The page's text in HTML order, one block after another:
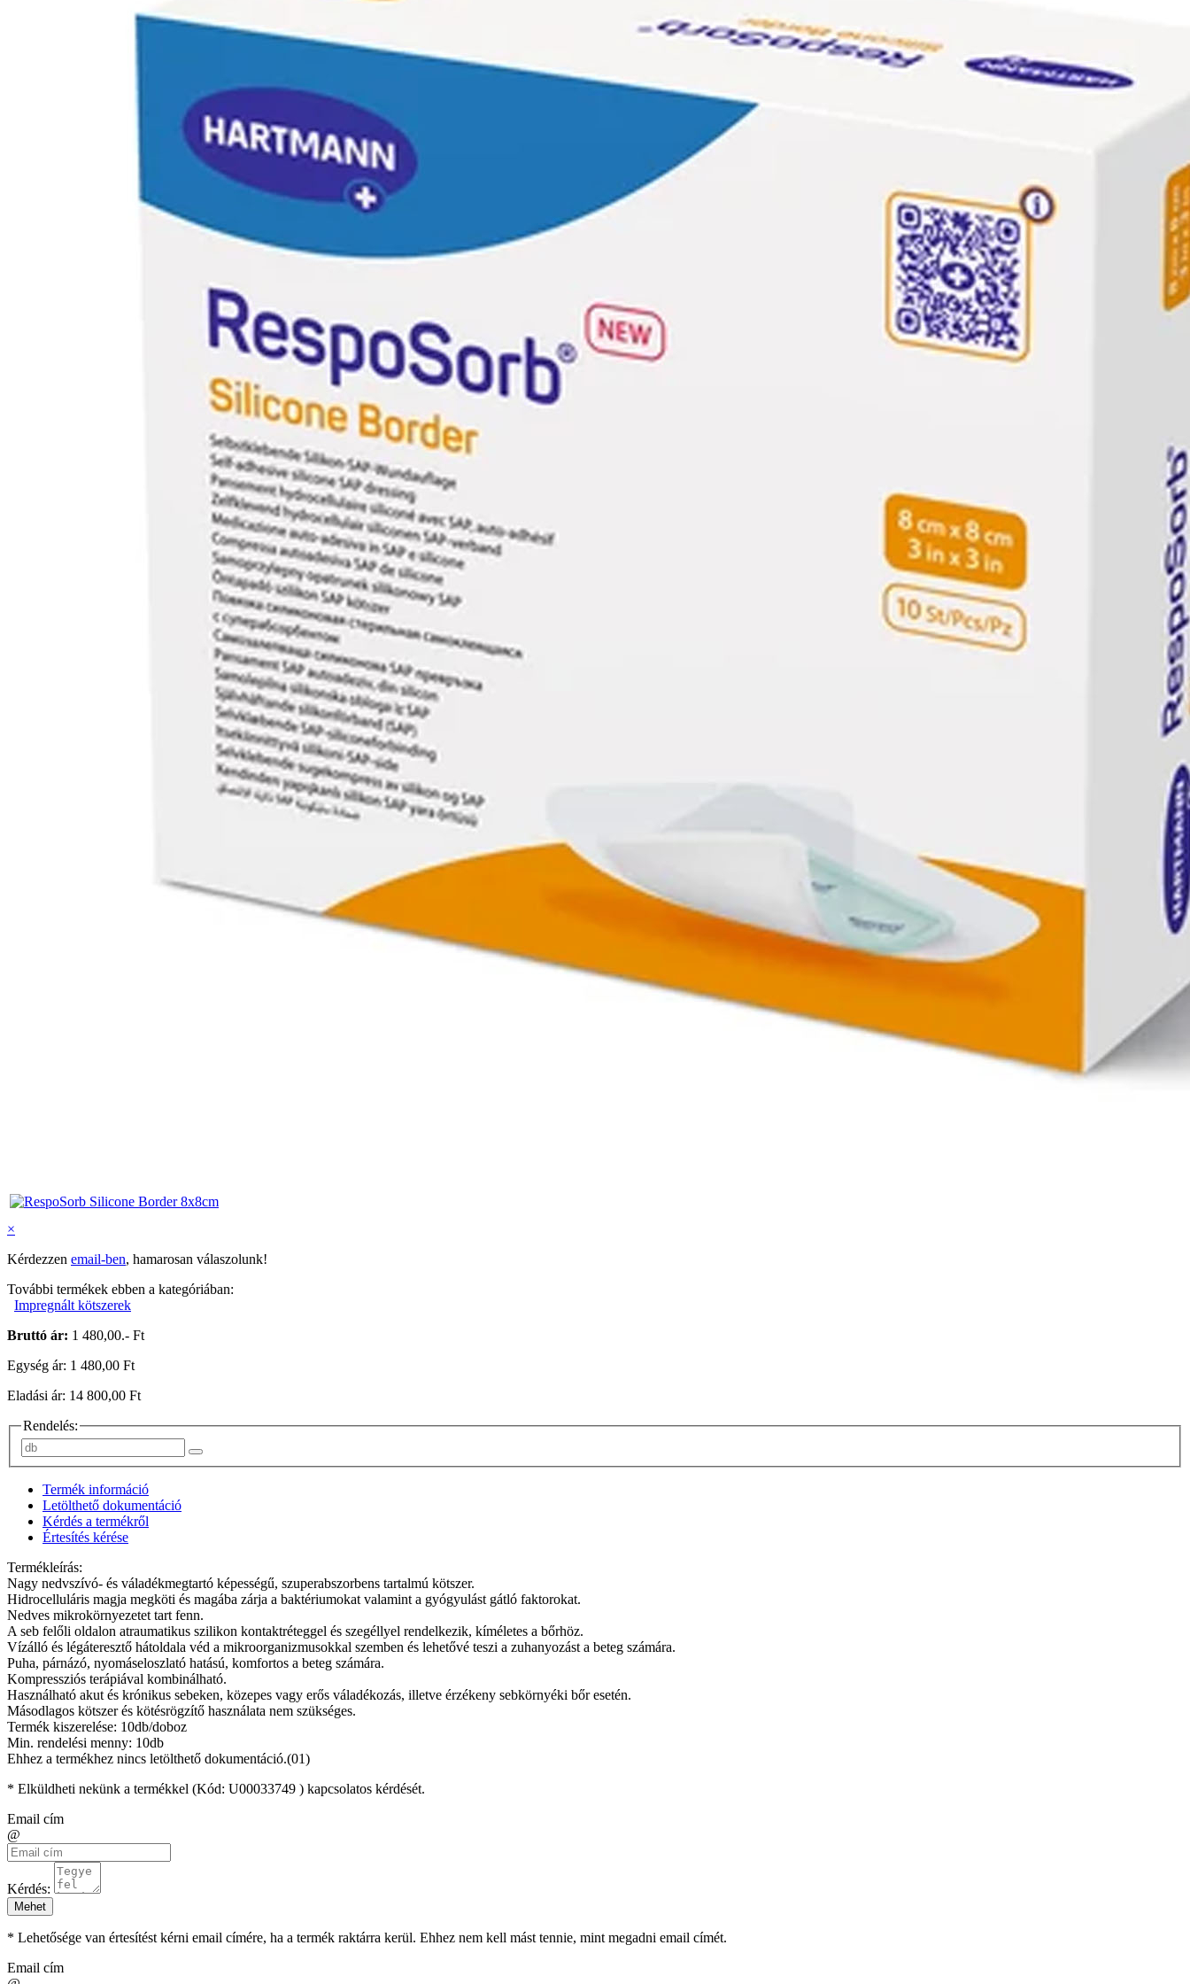
×
Kérdezzen email-ben, hamarosan válaszolunk!
További termékek ebben a kategóriában:
Impregnált kötszerek
Bruttó ár: 1 480,00.- Ft
Egység ár: 1 480,00 Ft
Eladási ár: 14 800,00 Ft
Rendelés:
Termék információ
Letölthető dokumentáció
Kérdés a termékről
Értesítés kérése
Termékleírás:
Nagy nedvszívó- és váladékmegtartó képességű, szuperabszorbens tartalmú kötszer.
Hidrocelluláris magja megköti és magába zárja a baktériumokat valamint a gyógyulást gátló faktorokat.
Nedves mikrokörnyezetet tart fenn.
A seb felőli oldalon atraumatikus szilikon kontaktréteggel és szegéllyel rendelkezik, kíméletes a bőrhöz.
Vízálló és légáteresztő hátoldala véd a mikroorganizmusokkal szemben és lehetővé teszi a zuhanyozást a beteg számára.
Puha, párnázó, nyomáseloszlató hatású, komfortos a beteg számára.
Kompressziós terápiával kombinálható.
Használható akut és krónikus sebeken, közepes vagy erős váladékozás, illetve érzékeny sebkörnyéki bőr esetén.
Másodlagos kötszer és kötésrögzítő használata nem szükséges.
Termék kiszerelése: 10db/doboz
Min. rendelési menny: 10db
Ehhez a termékhez nincs letölthető dokumentáció.(01)
* Elküldheti nekünk a termékkel (Kód: U00033749 ) kapcsolatos kérdését.
Email cím
@
Kérdés:
Mehet
* Lehetősége van értesítést kérni email címére, ha a termék raktárra kerül. Ehhez nem kell mást tennie, mint megadni email címét.
Email cím